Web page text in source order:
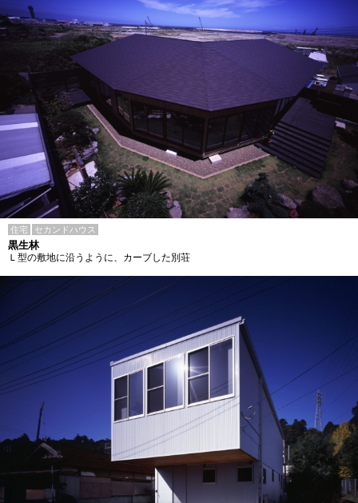
住宅 セカンドハウス
黒生林
Ｌ型の敷地に沿うように、カーブした別荘